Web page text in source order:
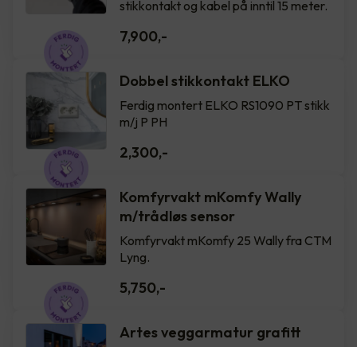
stikkontakt og kabel på inntil 15 meter.
7,900,-
Dobbel stikkontakt ELKO
Ferdig montert ELKO RS1090 PT stikk
m/j P PH
2,300,-
Komfyrvakt mKomfy Wally
m/trådløs sensor
Komfyrvakt mKomfy 25 Wally fra CTM
Lyng.
5,750,-
Artes veggarmatur grafitt